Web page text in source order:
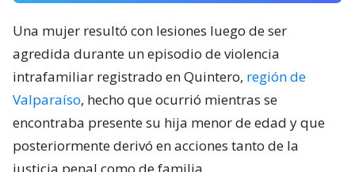
Una mujer resultó con lesiones luego de ser
agredida durante un episodio de violencia
intrafamiliar registrado en Quintero, región de
Valparaíso, hecho que ocurrió mientras se
encontraba presente su hija menor de edad y que
posteriormente derivó en acciones tanto de la
justicia penal como de familia.